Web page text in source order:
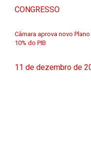
CONGRESSO
Câmara aprova novo
10% do PIB
11 de dezembro de